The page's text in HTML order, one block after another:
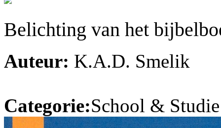
Belichting van het
Auteur: K.A.D. Smelik
Categorie:School &